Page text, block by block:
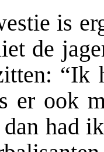
is
de
“Ik
er ook
had